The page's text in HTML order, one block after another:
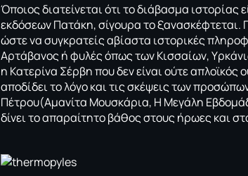
Όποιος διατείνεται ότι το διάβασμα ιστορίας
εκδόσεων Πατάκη, σίγουρα το ξανασκέφτεται.
ώστε να συγκρατείς αβίαστα ιστορικές
Αρτάβανος ή φυλές όπως των Κισσαίων,
η Κατερίνα Σέρβη που δεν είναι ούτε
αποδίδει το λόγο και τις σκέψεις των
Πέτρου(Αμανίτα Μουσκάρια, Η Μεγάλη
δίνει το απαραίτητο βάθος στους ήρωες και